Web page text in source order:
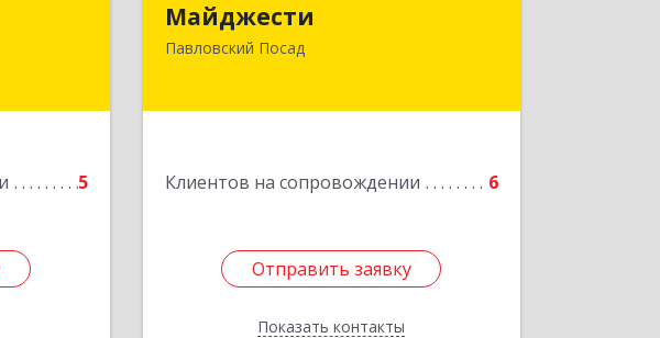
5
Майджести
Павловский Посад
Клиентов на сопровождении 6
Отправить заявку
Показать контакты
142502, Московская обл, Павлово-
Посадский р-н, Павловский Посад г,
Отправить заявку
Назад